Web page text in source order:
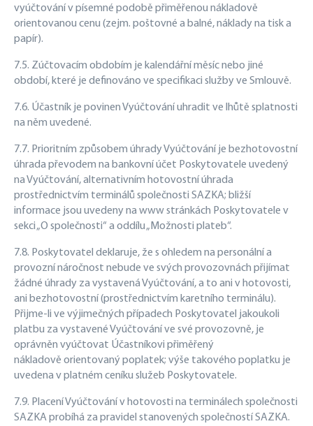
vyúčtování v písemné podobě přiměřenou nákladově
orientovanou cenu (zejm. poštovné a balné, náklady na tisk a
papír).
7.5. Zúčtovacím obdobím je kalendářní měsíc nebo jiné
období, které je definováno ve specifikaci služby ve Smlouvě.
7.6. Účastník je povinen Vyúčtování uhradit ve lhůtě splatnosti
na něm uvedené.
7.7. Prioritním způsobem úhrady Vyúčtování je bezhotovostní
úhrada převodem na bankovní účet Poskytovatele uvedený
na Vyúčtování, alternativním hotovostní úhrada
prostřednictvím terminálů společnosti SAZKA; bližší
informace jsou uvedeny na www stránkách Poskytovatele v
sekci „O společnosti“ a oddílu „Možnosti plateb“.
7.8. Poskytovatel deklaruje, že s ohledem na personální a
provozní náročnost nebude ve svých provozovnách přijímat
žádné úhrady za vystavená Vyúčtování, a to ani v hotovosti,
ani bezhotovostní (prostřednictvím karetního terminálu).
Přijme-li ve výjimečných případech Poskytovatel jakoukoli
platbu za vystavené Vyúčtování ve své provozovně, je
oprávněn vyúčtovat Účastníkovi přiměřený
nákladově orientovaný poplatek; výše takového poplatku je
uvedena v platném ceníku služeb Poskytovatele.
7.9. Placení Vyúčtování v hotovosti na terminálech společnosti
SAZKA probíhá za pravidel stanovených společností SAZKA.